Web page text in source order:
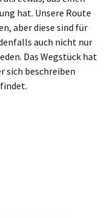
hat. Unsere Route
aber diese sind für
auch nicht nur
Das Wegstück hat
sich beschreiben
Denkansatz